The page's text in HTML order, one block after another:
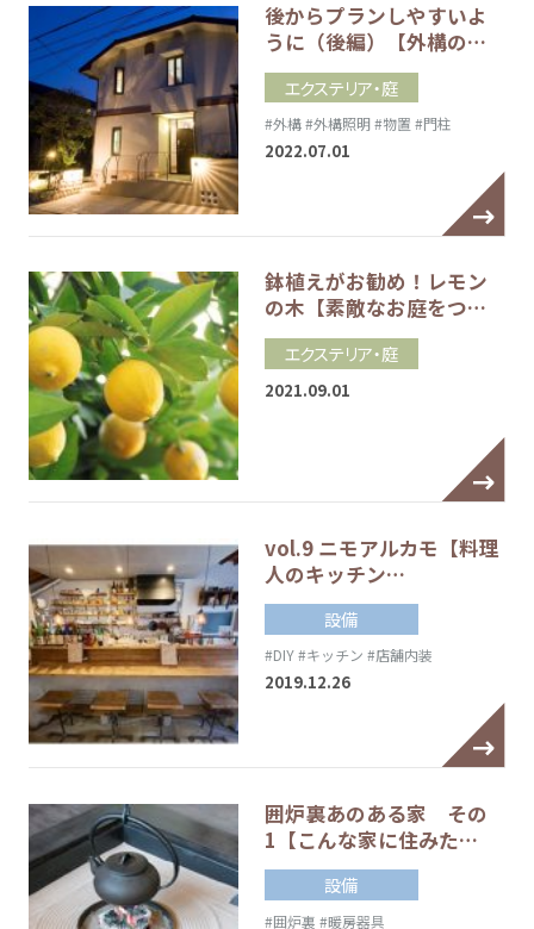
後からプランしやすいよ
うに（後編）【外構の…
エクステリア・庭
#外構#外構照明 #物置 #門柱
2022.07.01
鉢植えがお勧め！レモン
の木【素敵なお庭をつ…
エクステリア・庭
2021.09.01
vol.9 ニモアルカモ【料理
人のキッチン…
設備
#DIY#キッチン #店舗内装
2019.12.26
囲炉裏あのある家 その
1【こんな家に住みた…
設備
#囲炉裏 #暖房器具